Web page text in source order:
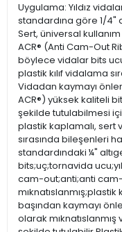
Uygulama: Yıldız
standardına göre 1/4"
Sert, üniversal
ACR® (Anti Cam-Out
böylece vidalar bits
plastik kılıf vidalama
Vidadan kaymayı
ACR®) yüksek kaliteli
şekilde tutulabilmesi
plastik kaplamalı, sert
sırasında bileşenleri
standardındaki ¼"
bits;uç;tornavida
cam-out;anti;anti cam-
başından kaymayı
olarak